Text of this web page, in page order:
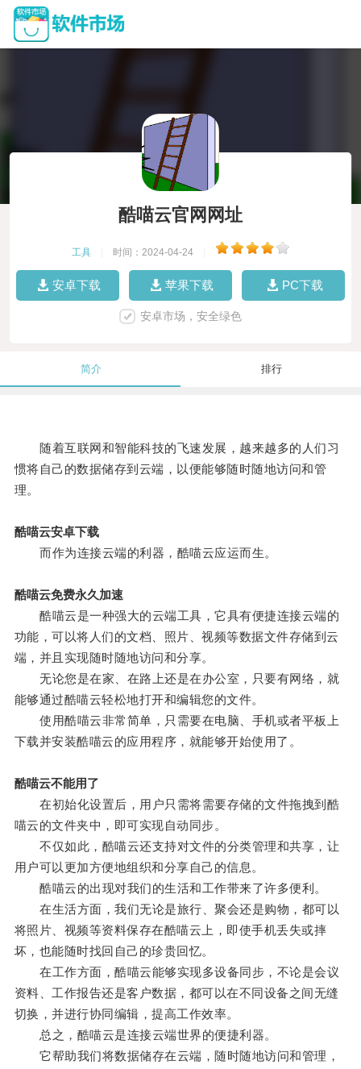
酷喵云官网网址
工具 时间：2024-04-24
安卓下载 苹果下载 PC下载
安卓市场，安全绿色
简介 排行
随着互联网和智能科技的飞速发展，越来越多的人们习
惯将自己的数据储存到云端，以便能够随时随地访问和管
理。
酷喵云安卓下载
而作为连接云端的利器，酷喵云应运而生。
酷喵云免费永久加速
酷喵云是一种强大的云端工具，它具有便捷连接云端的
功能，可以将人们的文档、照片、视频等数据文件存储到云
端，并且实现随时随地访问和分享。
无论您是在家、在路上还是在办公室，只要有网络，就
能够通过酷喵云轻松地打开和编辑您的文件。
使用酷喵云非常简单，只需要在电脑、手机或者平板上
下载并安装酷喵云的应用程序，就能够开始使用了。
酷喵云不能用了
在初始化设置后，用户只需将需要存储的文件拖拽到酷
喵云的文件夹中，即可实现自动同步。
不仅如此，酷喵云还支持对文件的分类管理和共享，让
用户可以更加方便地组织和分享自己的信息。
酷喵云的出现对我们的生活和工作带来了许多便利。
在生活方面，我们无论是旅行、聚会还是购物，都可以
将照片、视频等资料保存在酷喵云上，即使手机丢失或摔
坏，也能随时找回自己的珍贵回忆。
在工作方面，酷喵云能够实现多设备同步，不论是会议
资料、工作报告还是客户数据，都可以在不同设备之间无缝
切换，并进行协同编辑，提高工作效率。
总之，酷喵云是连接云端世界的便捷利器。
它帮助我们将数据储存在云端，随时随地访问和管理，